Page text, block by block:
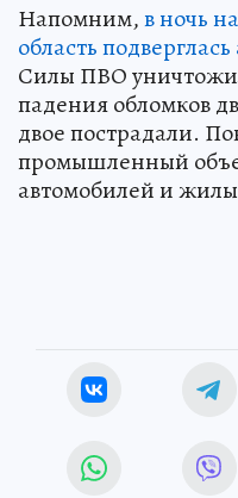
Напомним,в ночь
область
Силы ПВО
падения обломков
двое пострадали.
промышленный
автомобилей и